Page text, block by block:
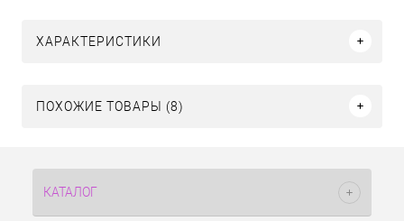
ХАРАКТЕРИСТИКИ
ПОХОЖИЕ ТОВАРЫ (8)
КАТАЛОГ